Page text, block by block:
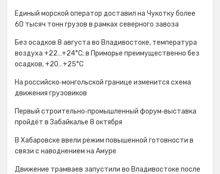
Единый морской оператор доставил на Чукотку более
60 тысяч тонн грузов в рамках северного завоза
Без осадков 8 августа во Владивостоке, температура
воздуха +22…+24°С; в Приморье преимущественно без
осадков, +20…+25°C
На российско‑монгольской границе изменится схема
движения грузовиков
Первый строительно‑промышленный форум‑выставка
пройдёт в Забайкалье 8 октября
В Хабаровске ввели режим повышенной готовности в
связи с наводнением на Амуре
Движение трамваев запустили во Владивостоке после